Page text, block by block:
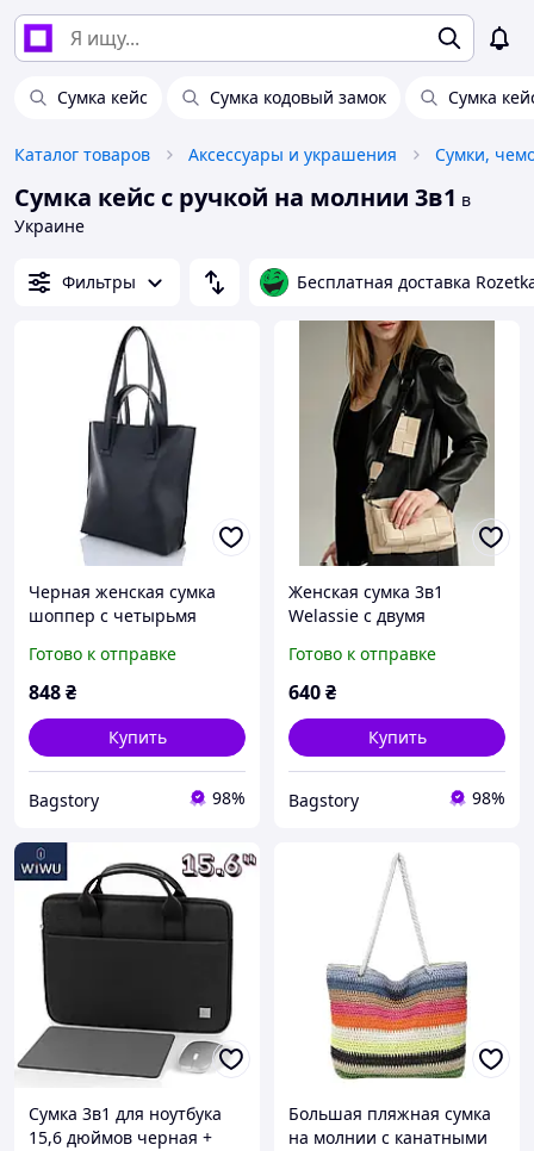
Сумка кейс Сумка кодовый замок Сумка
Каталог товаров Аксессуары и украшения Сумки,
Сумка кейс с ручкой на молнии 3в1 в
Украине
Фильтры Бесплатная доставка
Черная женская сумка
шоппер с четырьмя
«Минди» 1 отделение на
молнии Welassie
Готово к отправке
848₴
Купить
Bagstory 98%
Женская сумка 3в1
Welassie с двумя
сумками на молнии
бежевого цвета «Салли»
Готово к отправке
640₴
Купить
Bagstory 98%
Сумка 3в1 для ноутбука
15,6 дюймов черная +
Большая пляжная сумка
на молнии с канатными